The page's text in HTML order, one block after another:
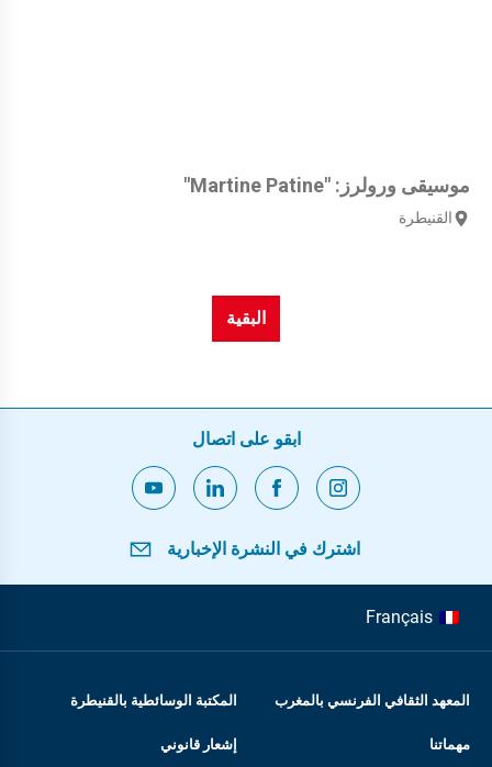
موسيقى ورولرز: "Martine Patine"
القنيطرة
البقية
ابقو على اتصال
اشترك في النشرة الإخبارية
Français
المعهد الثقافي الفرنسي بالمغرب المكتبة الوسائطية بالقنيطرة
مهماتنا إشعار قانوني